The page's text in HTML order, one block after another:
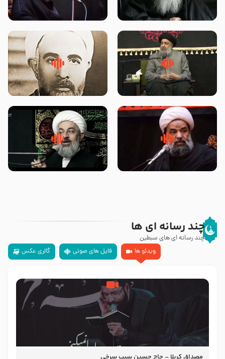
زوّار اربعین امام حسین (علیه
السلام) با این اشتیاق به زیارت
روضه جانسوز پاره های جگر امام
حسن مجتبی علیه السلام-حجت
لقب حضرت رقیه سلام الله علیها به
چه معناست – حجت الاسلام علوی
روضه‌ی مجلس یزید ملعون و
اسارت اهل‌بیت علیهم‌السلام –
محدث زاده
سلام جوانی که امام حسین علیه
السلام خودش جوابش را دادند
زیارتی که اسباب رزق زیاد و عمر
طولانی است حجت السلام حسین
چند رسانه ای ها
چند رسانه ای های سبطین
ویدئو ها
فایل های صوتی گالری عکس
مصداق کربلا – حاج حسین سیب سرخی